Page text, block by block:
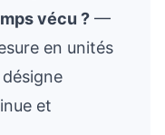
vécu ? —
en unités
et